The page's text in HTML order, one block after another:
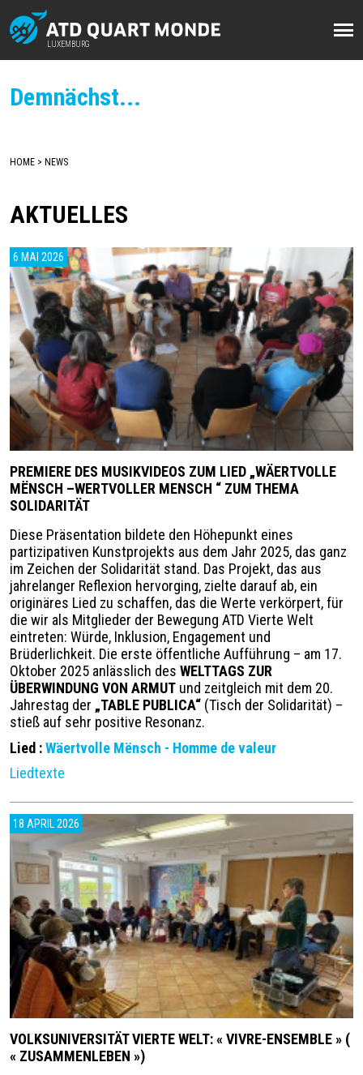
LUXEMBURG
Direkt
zum
Inhalt
LUXEMBURG
HOME NEWS
AKTUELLES
6 MAI 2026
PREMIERE DES MUSIKVIDEOS ZUM LIED „WÄERTVOLLE
MËNSCH –WERTVOLLER MENSCH “ ZUM THEMA
SOLIDARITÄT
Diese Präsentation bildete den Höhepunkt eines
partizipativen Kunstprojekts aus dem Jahr 2025, das ganz
im Zeichen der Solidarität stand. Das Projekt, das aus
jahrelanger Reflexion hervorging, zielte darauf ab, ein
originäres Lied zu schaffen, das die Werte verkörpert, für
die wir als Mitglieder der Bewegung ATD Vierte Welt
eintreten: Würde, Inklusion, Engagement und
Brüderlichkeit. Die erste öffentliche Aufführung – am 17.
Oktober 2025 anlässlich des WELTTAGS ZUR
ÜBERWINDUNG VON ARMUT und zeitgleich mit dem 20.
Jahrestag der „TABLE PUBLICA“ (Tisch der Solidarität) –
stieß auf sehr positive Resonanz.
Lied :Wäertvolle Mënsch - Homme de valeur
Liedtexte
18 APRIL 2026
VOLKSUNIVERSITÄT VIERTE WELT: « VIVRE-ENSEMBLE » (
« ZUSAMMENLEBEN »)
Demnächst...